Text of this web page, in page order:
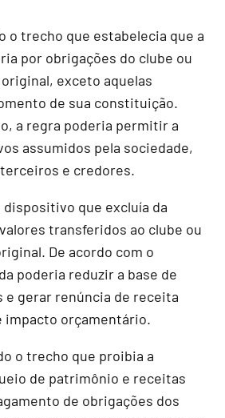
o trecho que estabelecia que a
por obrigações do clube ou
exceto aquelas
de sua constituição.
a regra poderia permitir a
assumidos pela sociedade,
e credores.
que excluía da
transferidos ao clube ou
De acordo com o
poderia reduzir a base de
e gerar renúncia de receita
impacto orçamentário.
o trecho que proibia a
de patrimônio e receitas
de obrigações dos